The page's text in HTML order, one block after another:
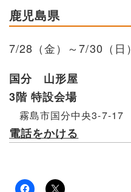
鹿児島県
7/28（金）～7/30（日）
国分 山形屋
3階 特設会場
霧島市国分中央3-7-17
電話をかける